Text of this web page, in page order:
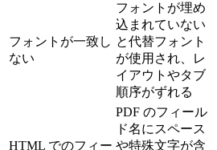
フォントが一致し
ない
フォントが埋め
込まれていない
と代替フォント
が使用され、レ
イアウトやタブ
順序がずれる
HTML でのフィー
PDF のフィール
ド名にスペース
や特殊文字が含